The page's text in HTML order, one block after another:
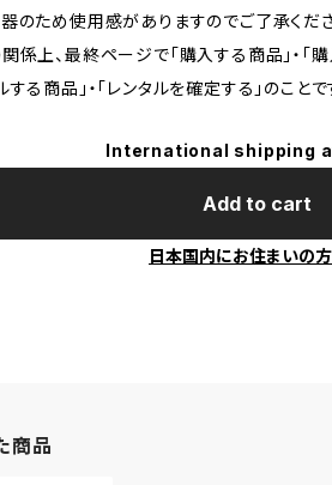
のため使用感がありますのでご了承くださ
係上、最終ページで「購入する商品」・「
する商品」・「レンタルを確定する」のことで
International shipping
Add to cart
日本国内にお住まいの
商品